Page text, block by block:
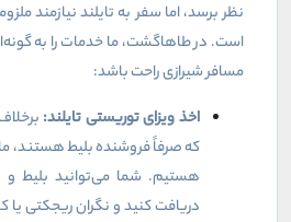
نظر برسد، اما سفر به تایلند نیازمند
است. در طاهاگشت، ما خدمات را به
مسافر شیرازی راحت باشد:
اخذ ویزای توریستی تایلند:
که صرفاً فروشنده بلیط هستند، ما
هستیم. شما می‌توانید بلیط و
دریافت کنید و نگران ریجکتی